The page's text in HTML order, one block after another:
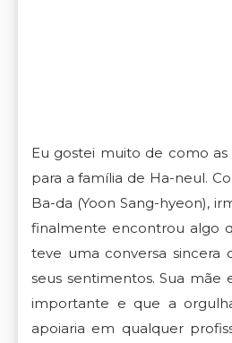
Eu gostei muito de como as
para a família de Ha-neul.
Ba-da (Yoon Sang-hyeon),
finalmente encontrou algo
teve uma conversa sincera
seus sentimentos. Sua mãe
importante e que a
apoiaria em qualquer